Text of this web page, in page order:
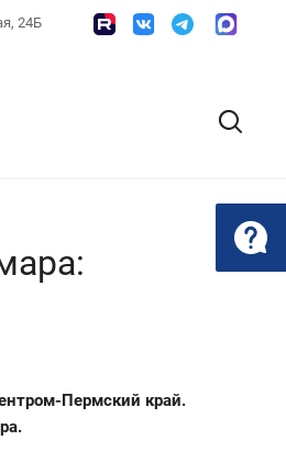
24Б
Пермский край.